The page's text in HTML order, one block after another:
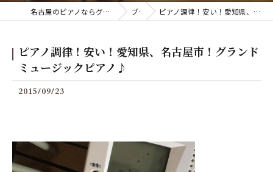
名古屋のピアノならグランドミュージックピアノ株式会社 ブログ ピアノ調律！安い！愛知県、名古屋市！グランドミュージックピアノ♪
ピアノ調律！安い！愛知県、名古屋市！グランド
ミュージックピアノ♪
2015/09/23